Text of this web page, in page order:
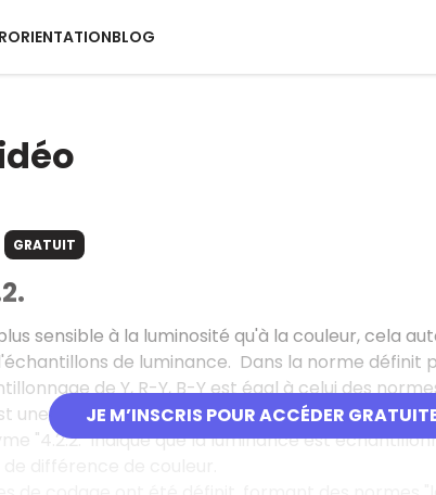
ORIENTATIONBLOG
GRATUIT
JE M’INSCRIS POUR ACCÉDER
sensible à la luminosité qu'à la couleur, cela
de luminance. Dans la norme
de Y, R-Y, B-Y est égal à celui des
une fréquence unitaire commune à toute
"4.2.2." indique que la luminance est